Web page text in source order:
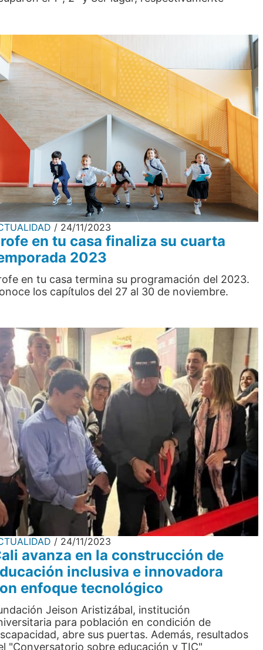
24/11/2023
en tu casa finaliza su cuarta
2023
en tu casa termina su programación del 2023.
los capítulos del 27 al 30 de noviembre.
24/11/2023
avanza en la construcción de
inclusiva e innovadora
enfoque tecnológico
Jeison Aristizábal, institución
para población en condición de
abre sus puertas. Además, resultados
"Conversatorio sobre educación y TIC"